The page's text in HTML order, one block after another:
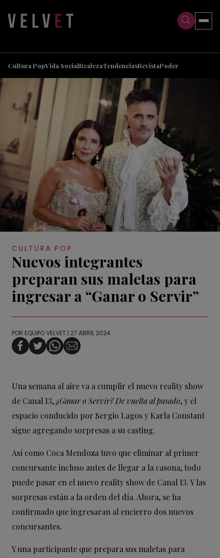
Cultura PopVida SocialRealezaTendenciasRevistaPoder
CULTURA POP
Nuevos integrantes
preparan sus maletas para
ingresar a “Ganar o Servir”
POR EQUIPO VELVET | 27 ABRIL 2024
Una semana al aire va a cumplir el nuevo reality show
de Canal 13,¿Ganaro Servir? De vuelta al pasado, y el
espacio conducido por Sergio Lagos y Karla Constant
sigue agregando sorpresas a su casting.
Así como Coca Mendoza tuvo que eliminar al primer
concursante incluso antes de llegar a la casona, todo
puede pasar en el nuevo reality show de Canal 13. Y las
sorpresas están a la orden del día. Ahora, se ha
confirmado que ingresaran al encierro dos nuevos
concursantes.
Y una participante que prepara sus maletas para